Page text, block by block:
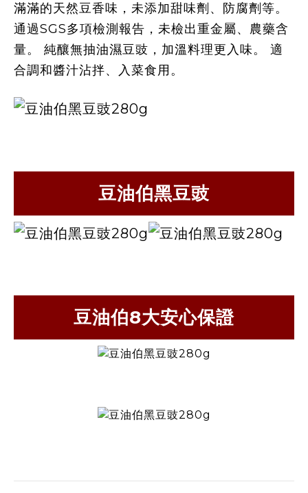
滿滿的天然豆香味，未添加甜味劑、防腐劑等。
通過SGS多項檢測報告，未檢出重金屬、農藥含
量。
純釀無抽油濕豆豉，加溫料理更入味。 適
合調和醬汁沾拌、入菜食用。
豆油伯黑豆豉
豆油伯8大安心保證